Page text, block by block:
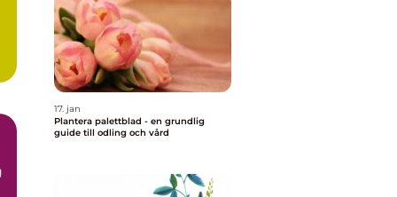
17. jan
Plantera palettblad - en grundlig
guide till odling och vård